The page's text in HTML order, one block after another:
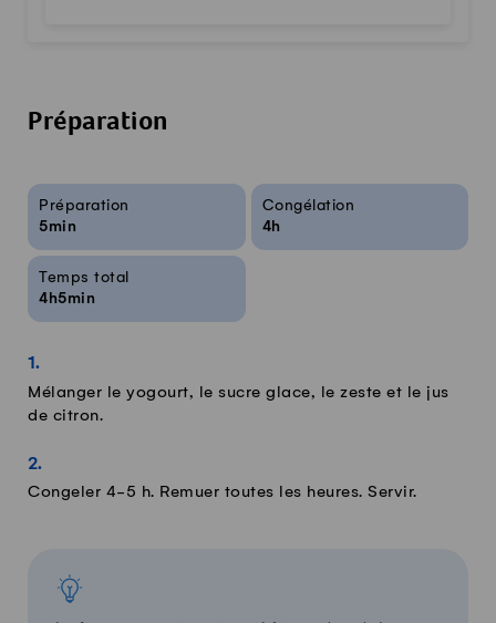
Préparation
Infos sur la recette
Préparation
5min
Congélation
4h
Temps total
4h5min
Mélanger le yogourt, le sucre glace, le zeste et le jus
de citron.
Congeler 4-5 h. Remuer toutes les heures. Servir.